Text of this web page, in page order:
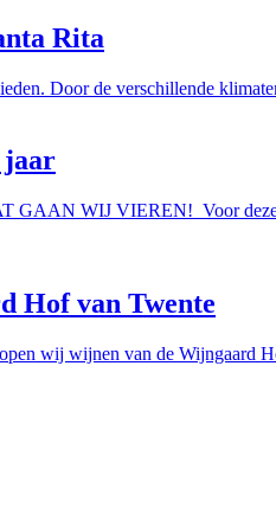
Rita
Door de verschillende
jaar
GAAN WIJ VIEREN! Voor
Hof van Twente
wij wijnen van de Wijngaard